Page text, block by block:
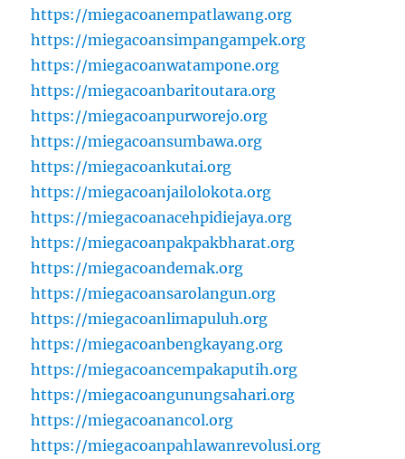
https://miegacoanempatlawang.org
https://miegacoansimpangampek.org
https://miegacoanwatampone.org
https://miegacoanbaritoutara.org
https://miegacoanpurworejo.org
https://miegacoansumbawa.org
https://miegacoankutai.org
https://miegacoanjailolokota.org
https://miegacoanacehpidiejaya.org
https://miegacoanpakpakbharat.org
https://miegacoandemak.org
https://miegacoansarolangun.org
https://miegacoanlimapuluh.org
https://miegacoanbengkayang.org
https://miegacoancempakaputih.org
https://miegacoangunungsahari.org
https://miegacoanancol.org
https://miegacoanpahlawanrevolusi.org